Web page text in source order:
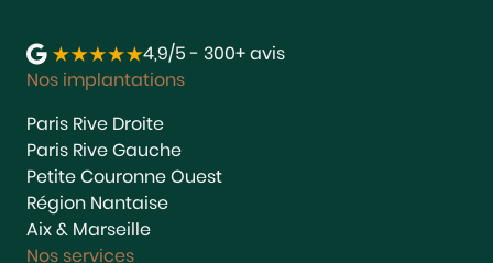
4,9/5 - 300+ avis
Nos implantations
Paris Rive Droite
Paris Rive Gauche
Petite Couronne Ouest
Région Nantaise
Aix & Marseille
Nos services